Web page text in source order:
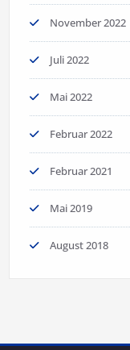
November 2022
Juli 2022
Mai 2022
Februar 2022
Februar 2021
Mai 2019
August 2018